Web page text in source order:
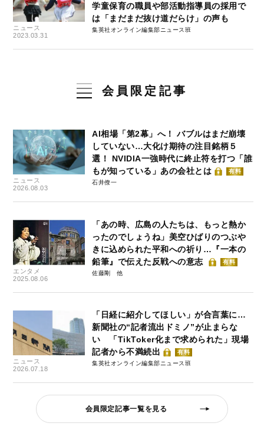
ニュース
2023.03.31
学童保育の職員や部活動指導員の採用で
は「まだまだ抜け道だらけ」の声も
集英社オンライン編集部ニュース班
会員限定記事
ニュース
2026.08.03
AI相場「第2幕」へ！ バブルはまだ崩壊
していない…大化け期待の注目銘柄５
選！ NVIDIA一強時代に終止符を打つ「誰
もが知っている」あの会社とは
有料
石井僚一
エンタメ
2025.08.06
「あの時、広島の人たちは、もっと熱か
ったのでしょうね」美空ひばりのつぶや
きに込められた平和への祈り…『一本の
鉛筆』で伝えた反戦への意志
有料
佐藤剛
ニュース
2026.07.18
「日経に紹介してほしい」が合言葉に…
新聞社の“記者流出ドミノ”が止まらな
い 「TikToker化まで求められた」現場
記者から不満続出
有料
集英社オンライン編集部ニュース班
会員限定記事一覧を見る